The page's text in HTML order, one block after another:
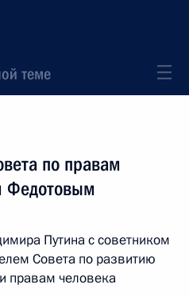
теме
по правам
Федотовым
Путина с советником
Совета по развитию
правам человека